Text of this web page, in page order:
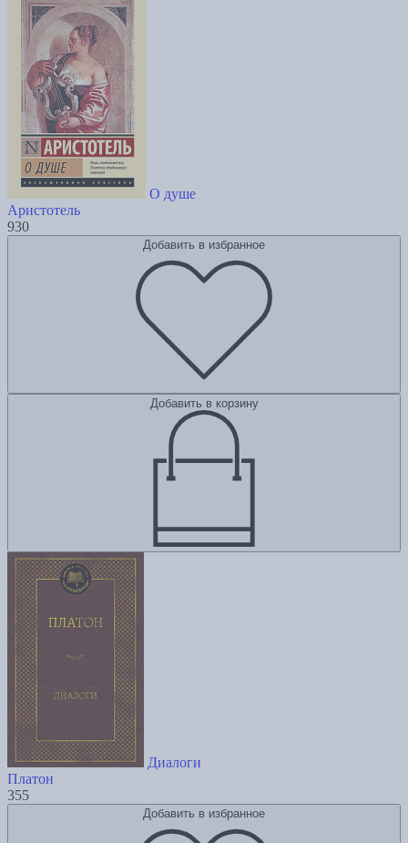
О душе
Аристотель
930
Добавить в избранное
Добавить в корзину
Диалоги
Платон
355
Добавить в избранное